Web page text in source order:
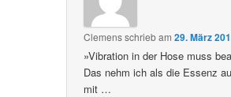
Clemensschriebam29. März
»Vibration in der Hose muss
Das nehm ich als die Essenz
mit …